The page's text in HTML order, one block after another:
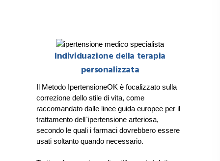
Individuazione della terapia
personalizzata
Il Metodo IpertensioneOK è focalizzato sulla
correzione dello stile di vita, come
raccomandato dalle linee guida europee per il
trattamento dell`ipertensione arteriosa,
secondo le quali i farmaci dovrebbero essere
usati soltanto quando necessario.